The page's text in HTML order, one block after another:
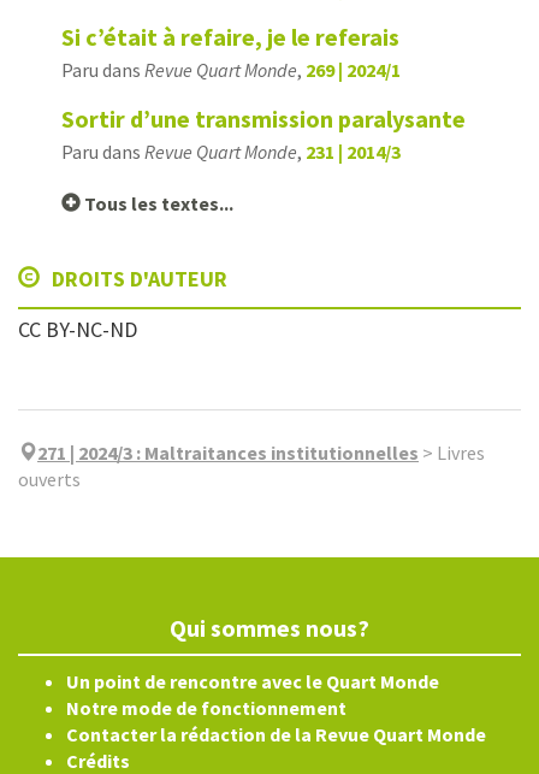
Si c’était à refaire, je le referais
Paru dans Revue Quart Monde, 269 | 2024/1
Sortir d’une transmission paralysante
Paru dans Revue Quart Monde, 231 | 2014/3
Tous les textes...
DROITS D'AUTEUR
CC BY-NC-ND
271 | 2024/3 : Maltraitances institutionnelles > Livres
ouverts
Qui sommes nous?
Un point de rencontre avec le Quart Monde
Notre mode de fonctionnement
Contacter la rédaction de la Revue Quart Monde
Crédits